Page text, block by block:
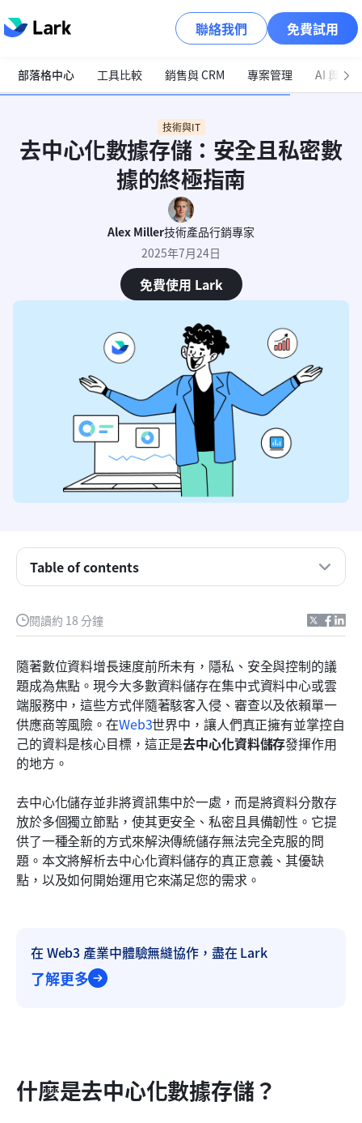
聯絡我們 免費試用
部落格中心 工具比較 銷售與 CRM 專案管理 AI 與自
技術與IT
去中心化數據存儲：安全且私密數
據的終極指南
Alex Miller技術產品行銷專家
2025年7月24日
免費使用 Lark
閱讀約 18 分鐘
隨著數位資料增長速度前所未有，隱私、安全與控制的議
題成為焦點。現今大多數資料儲存在集中式資料中心或雲
端服務中，這些方式伴隨著駭客入侵、審查以及依賴單一
供應商等風險。在Web3世界中，讓人們真正擁有並掌控自
己的資料是核心目標，這正是去中心化資料儲存發揮作用
的地方。
去中心化儲存並非將資訊集中於一處，而是將資料分散存
放於多個獨立節點，使其更安全、私密且具備韌性。它提
供了一種全新的方式來解決傳統儲存無法完全克服的問
題。本文將解析去中心化資料儲存的真正意義、其優缺
點，以及如何開始運用它來滿足您的需求。
在 Web3 產業中體驗無縫協作，盡在 Lark
了解更多
什麼是去中心化數據存儲？
Table of contents
什麼是去中心化數據存儲？
集中式資料中心與分散式資料儲存
Lark：以次世代生產力工具賦能 Web3 協作
去中心化存儲的實作方法：實用指南
頂尖去中心化數據存儲服務提供商
常見問題
結論：擁抱去中心化數據存儲的未來
相關閱讀